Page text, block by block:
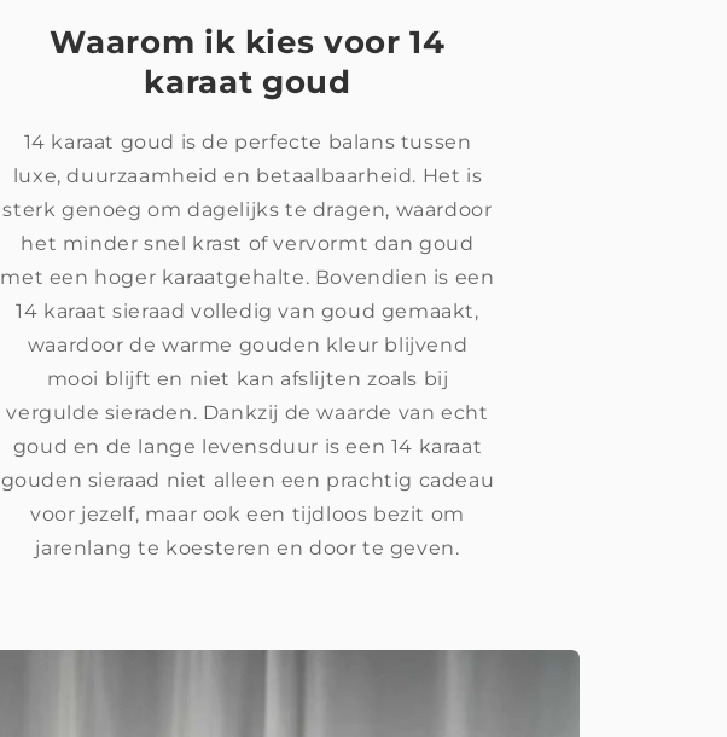
Waarom ik kies voor 14
karaat goud
14 karaat goud is de perfecte balans tussen
luxe, duurzaamheid en betaalbaarheid. Het is
sterk genoeg om dagelijks te dragen, waardoor
het minder snel krast of vervormt dan goud
met een hoger karaatgehalte. Bovendien is een
14 karaat sieraad volledig van goud gemaakt,
waardoor de warme gouden kleur blijvend
mooi blijft en niet kan afslijten zoals bij
vergulde sieraden. Dankzij de waarde van echt
goud en de lange levensduur is een 14 karaat
gouden sieraad niet alleen een prachtig cadeau
voor jezelf, maar ook een tijdloos bezit om
jarenlang te koesteren en door te geven.